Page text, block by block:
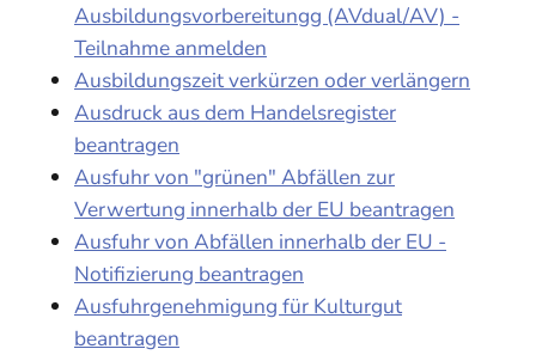
Ausbildungsvorbereitungg (AVdual/AV) -
Teilnahme anmelden
Ausbildungszeit verkürzen oder verlängern
Ausdruck aus dem Handelsregister
beantragen
Ausfuhr von "grünen" Abfällen zur
Verwertung innerhalb der EU beantragen
Ausfuhr von Abfällen innerhalb der EU -
Notifizierung beantragen
Ausfuhrgenehmigung für Kulturgut
beantragen